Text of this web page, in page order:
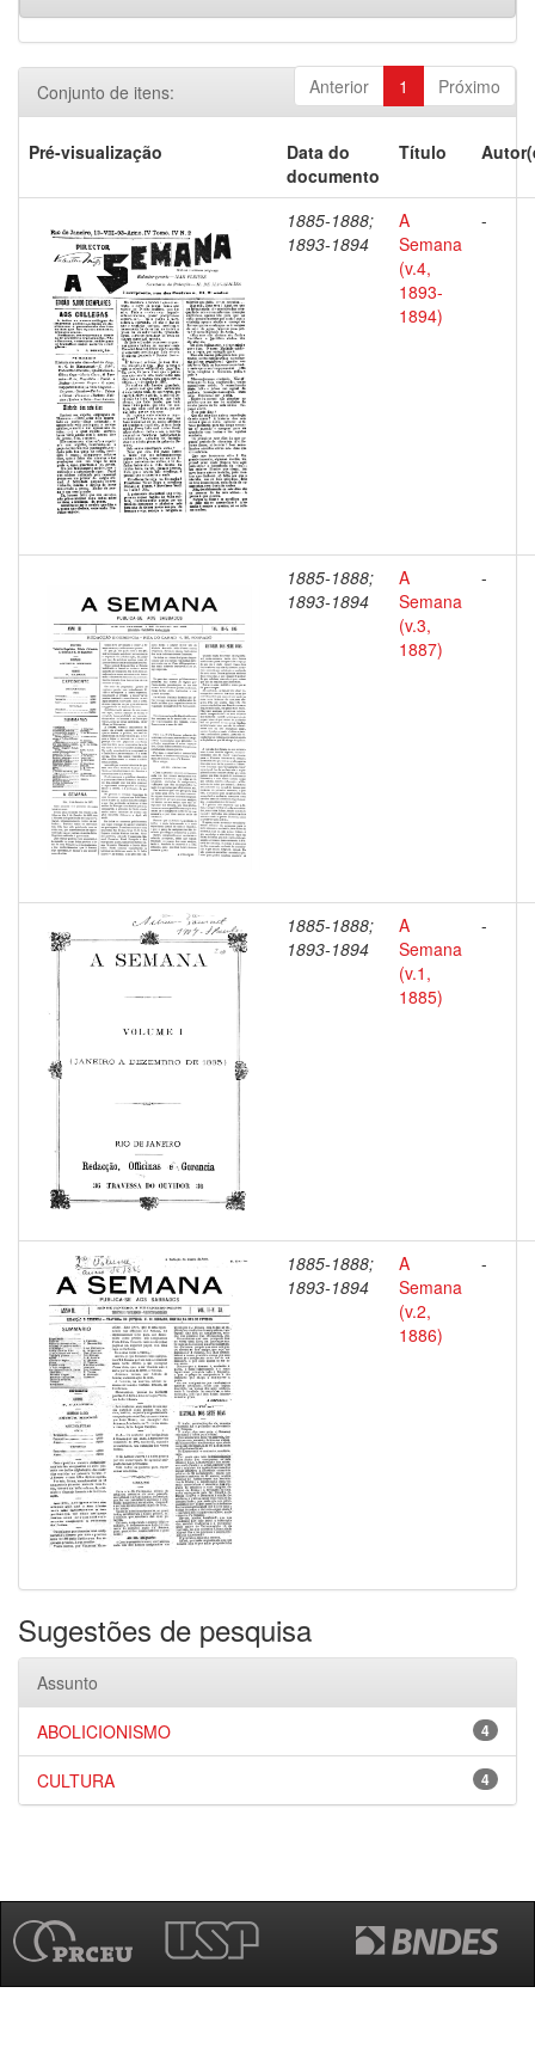
Anterior 1 Próximo
Conjunto de itens:
Pré-visualização
Data do
documento
Título
1885-1888;
1893-1894
A
Semana
(v.4,
1893-
1894)
-
1885-1888;
1893-1894
A
Semana
(v.3,
1887)
-
1885-1888;
1893-1894
A
Semana
(v.1,
1885)
-
1885-1888;
1893-1894
A
Semana
(v.2,
1886)
-
Sugestões de pesquisa
Assunto
4
ABOLICIONISMO
4
CULTURA